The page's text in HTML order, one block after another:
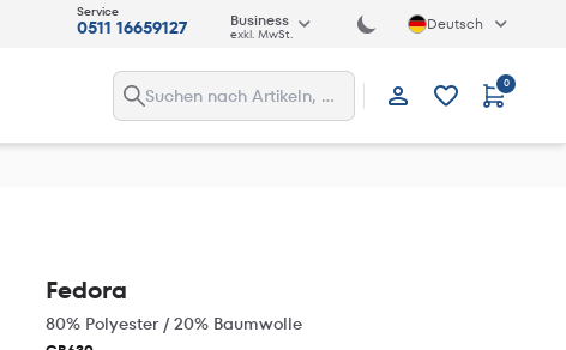
Service
0511 16659127 Business
exkl. MwSt. Deutsch
Anmelden
0
Fedora
80% Polyester / 20% Baumwolle